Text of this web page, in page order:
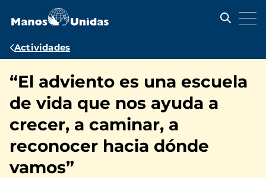
contenido
Ruta
navegación
Actividades
“El adviento es una escuela
de vida que nos ayuda a
crecer, a caminar, a
reconocer hacia dónde
vamos”